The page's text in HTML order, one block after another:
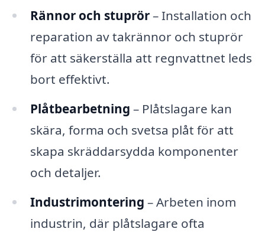
Rännor och stuprör– Installation och
reparation av takrännor och stuprör
för att säkerställa att regnvattnet leds
bort effektivt.
Plåtbearbetning – Plåtslagare kan
skära, forma och svetsa plåt för att
skapa skräddarsydda komponenter
och detaljer.
Industrimontering – Arbeten inom
industrin, där plåtslagare ofta